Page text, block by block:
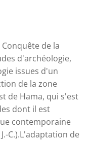
de la
d'archéologie,
issues d'un
de la zone
de Hama, qui s'est
dont il est
contemporaine
C.).L'adaptation de